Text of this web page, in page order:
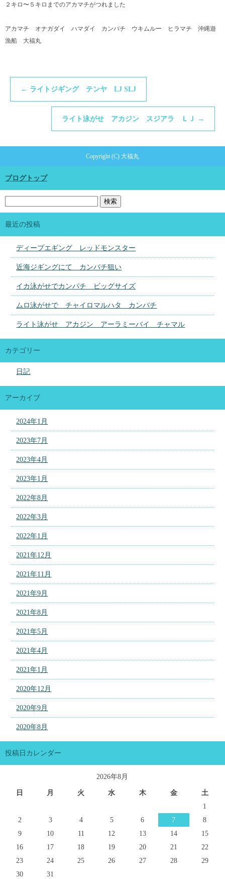
２キロ〜５キロまでのアカマチがつれました
アカマチ オナガダイ ハマダイ カンパチ ウキムルー ヒラマチ 沖縄遊
漁船 大福丸
← ライトジギング テンヤ LJ SLJ
ライト泳がせ アカジン スジアラ ＬＪ →
Copyright (C) 大福丸
ブログトップ
最近の投稿
ディープエギング レッドモンスター
近海ジギングにて カンパチ狙い
イカ泳がせでカンパチ ビッグサイズ
ムロ泳がせで チャイロマルハタ カンパチ
ライト泳がせ アカジン アーラミーバイ チャマル
カテゴリー
日記
アーカイブ
2024年1月
2023年7月
2023年4月
2023年1月
2022年8月
2022年3月
2022年1月
2021年12月
2021年11月
2021年9月
2021年8月
2021年5月
2021年4月
2021年1月
2020年12月
2020年9月
2020年8月
投稿日カレンダー
2026年8月
日 月 火 水 木 金
土
1
2
3 4 5 6 7
8
9
10 11 12 13 14
15
16
17 18 19 20 21
22
23
24 25 26 27 28
29
30
31